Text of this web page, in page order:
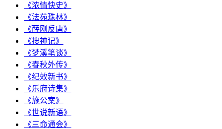
《浓情快史》
《法苑珠林》
《薛刚反唐》
《搜神记》
《梦溪笔谈》
《春秋外传》
《纪效新书》
《乐府诗集》
《施公案》
《世说新语》
《三命通会》